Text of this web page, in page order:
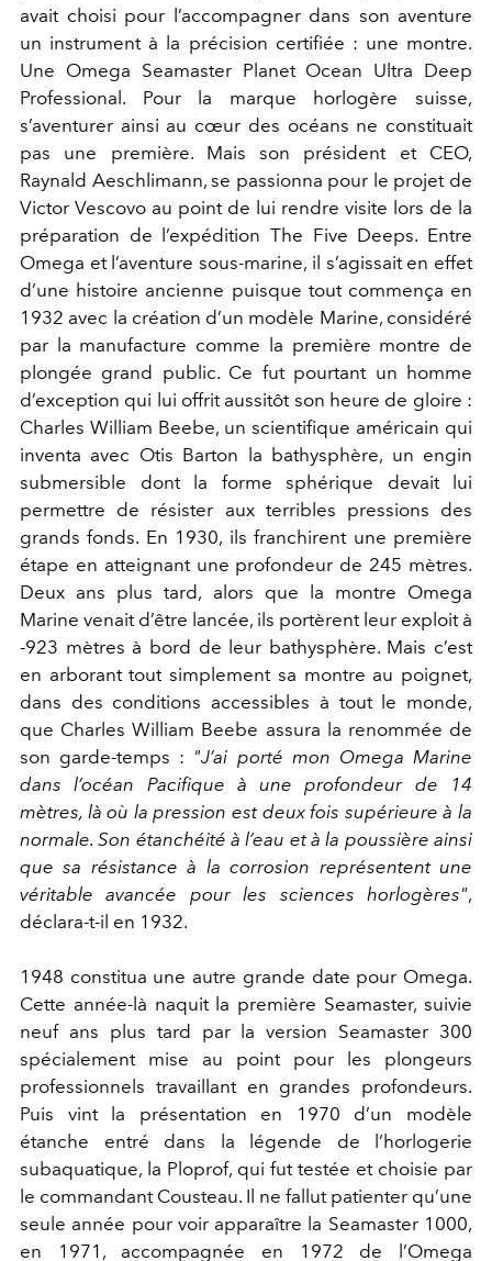
avait choisi pour l’accompagner dans son aventure
un instrument à la précision certifiée : une montre.
Une Omega Seamaster Planet Ocean Ultra Deep
Professional. Pour la marque horlogère suisse,
s’aventurer ainsi au cœur des océans ne constituait
pas une première. Mais son président et CEO,
Raynald Aeschlimann, se passionna pour le projet de
Victor Vescovo au point de lui rendre visite lors de la
préparation de l’expédition The Five Deeps. Entre
Omega et l’aventure sous-marine, il s’agissait en effet
d’une histoire ancienne puisque tout commença en
1932 avec la création d’un modèle Marine, considéré
par la manufacture comme la première montre de
plongée grand public. Ce fut pourtant un homme
d’exception qui lui offrit aussitôt son heure de gloire :
Charles William Beebe, un scientifique américain qui
inventa avec Otis Barton la bathysphère, un engin
submersible dont la forme sphérique devait lui
permettre de résister aux terribles pressions des
grands fonds. En 1930, ils franchirent une première
étape en atteignant une profondeur de 245 mètres.
Deux ans plus tard, alors que la montre Omega
Marine venait d’être lancée, ils portèrent leur exploit à
-923 mètres à bord de leur bathysphère. Mais c’est
en arborant tout simplement sa montre au poignet,
dans des conditions accessibles à tout le monde,
que Charles William Beebe assura la renommée de
son garde-temps : "J’ai porté mon Omega Marine
dans l’océan Pacifique à une profondeur de 14
mètres, là où la pression est deux fois supérieure à la
normale. Son étanchéité à l’eau et à la poussière ainsi
que sa résistance à la corrosion représentent une
véritable avancée pour les sciences horlogères",
déclara-t-il en 1932.
1948 constitua une autre grande date pour Omega.
Cette année-là naquit la première Seamaster, suivie
neuf ans plus tard par la version Seamaster 300
spécialement mise au point pour les plongeurs
professionnels travaillant en grandes profondeurs.
Puis vint la présentation en 1970 d’un modèle
étanche entré dans la légende de l’horlogerie
subaquatique, la Ploprof, qui fut testée et choisie par
le commandant Cousteau. Il ne fallut patienter qu’une
seule année pour voir apparaître la Seamaster 1000,
en 1971, accompagnée en 1972 de l’Omega